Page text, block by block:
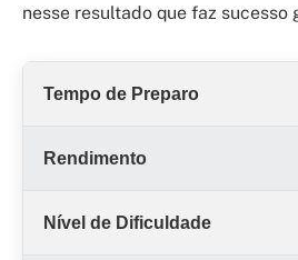
nesse resultado que faz sucesso
Tempo de Preparo
Rendimento
Nível de Dificuldade